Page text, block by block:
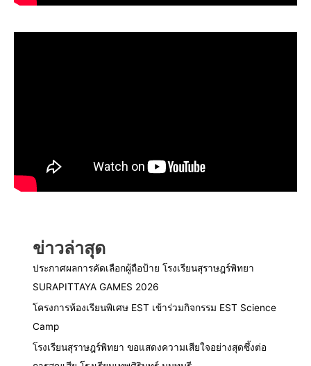
ข่าวล่าสุด
ประกาศผลการคัดเลือกผู้ถือป้าย โรงเรียนสุราษฎร์พิทยา
SURAPITTAYA GAMES 2026
โครงการห้องเรียนพิเศษ EST เข้าร่วมกิจกรรม EST Science
Camp
โรงเรียนสุราษฎร์พิทยา ขอแสดงความเสียใจอย่างสุดซึ้งต่อ